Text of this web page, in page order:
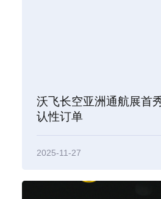
沃飞长空亚洲通航展首
认性订单
2025-11-27